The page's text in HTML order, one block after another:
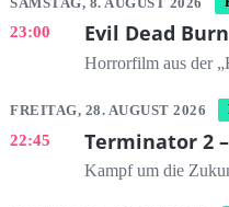
23:00 Evil Dead Burn
Horrorfilm aus der
FREITAG, 28. AUGUST 2026
22:45 Terminator 2
Kampf um die